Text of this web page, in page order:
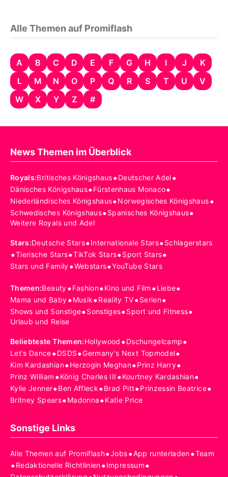
Alle Themen auf Promiflash
A B C D E F G H I J
K
L
M N O P Q R S T U
V
W
X Y Z #
News Themen im Überblick
Royals:Britisches Königshaus•Deutscher Adel•
Dänisches Königshaus•Fürstenhaus Monaco•
Niederländisches Königshaus•Norwegisches Königshaus•
Schwedisches Königshaus•Spanisches Königshaus•
Weitere Royals und Adel
Stars:Deutsche Stars•Internationale Stars•Schlagerstars
•Tierische Stars•TikTok Stars•Sport Stars•
Stars und Family•Webstars•YouTube Stars
Themen:Beauty•Fashion•Kino und Film •Liebe•
Mama und Baby•Musik•Reality TV•Serien•
Shows und Sonstige•Sonstiges•Sport und Fitness•
Urlaub und Reise
Beliebteste Themen:Hollywood •Dschungelcamp•
Let's Dance•DSDS•Germany's Next Topmodel•
Kim Kardashian•Herzogin Meghan•Prinz Harry•
Prinz William •König Charles III •Kourtney Kardashian•
Kylie Jenner•Ben Affleck•Brad Pitt•Prinzessin Beatrice•
Britney Spears•Madonna•Katie Price
Sonstige Links
Alle Themen auf Promiflash•Jobs•App runterladen•Team
•Redaktionelle Richtlinien•Impressum•